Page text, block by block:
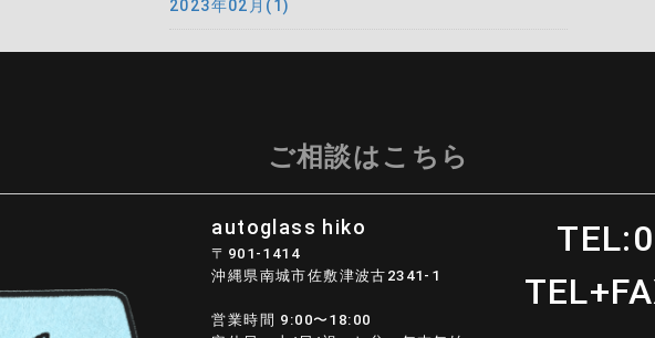
2023年02月(1)
ご相談はこちら
autoglass hiko
〒901-1414
沖縄県南城市佐敷津波古2341-1
営業時間 9:00〜18:00
TEL: